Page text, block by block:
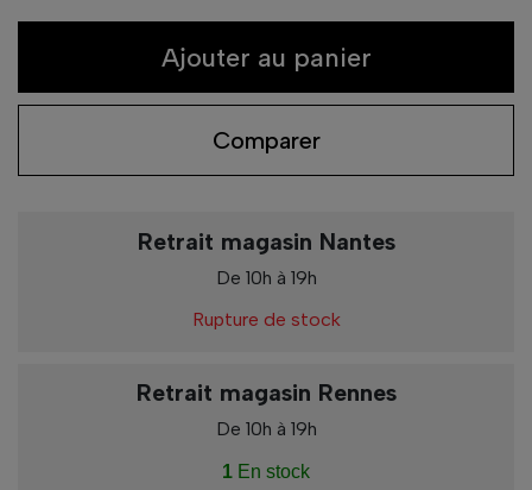
Ajouter au panier
Comparer
Retrait magasin Nantes
De 10h à 19h
Rupture de stock
Retrait magasin Rennes
De 10h à 19h
1 En stock